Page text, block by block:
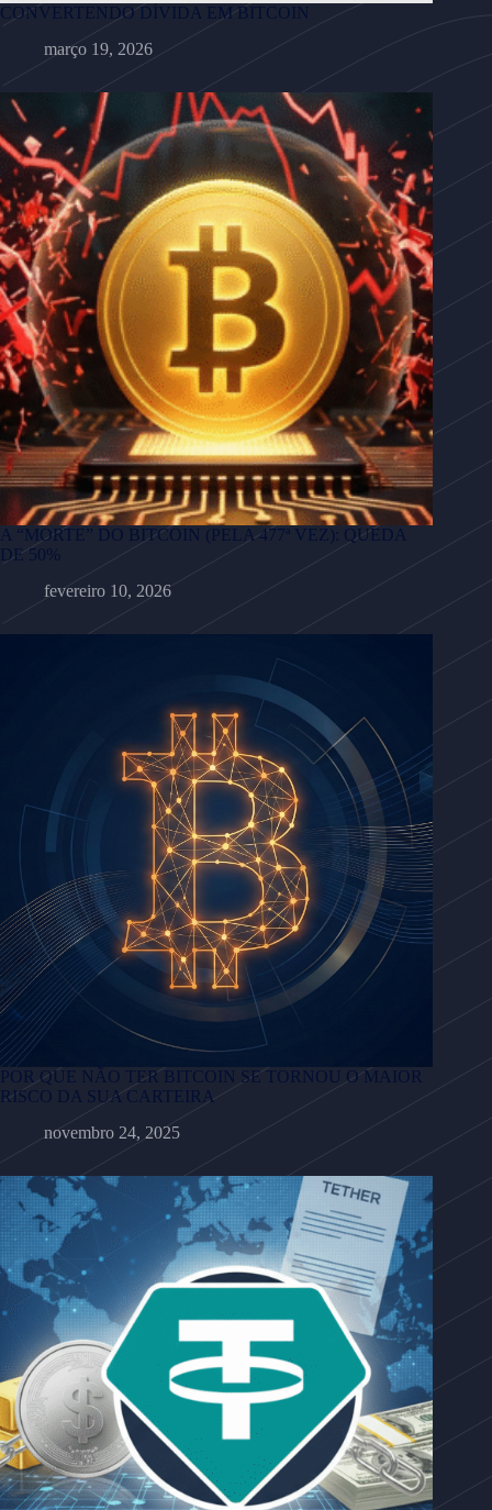
CONVERTENDO DÍVIDA EM BITCOIN
março 19, 2026
A “MORTE” DO BITCOIN (PELA 477ª VEZ): QUEDA
DE 50%
fevereiro 10, 2026
POR QUE NÃO TER BITCOIN SE TORNOU O MAIOR
RISCO DA SUA CARTEIRA
novembro 24, 2025